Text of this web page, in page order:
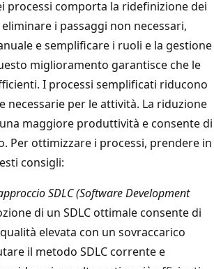
processi comporta la ridefinizione dei
i passaggi non necessari,
e semplificare i ruoli e la gestione
miglioramento garantisce che le
I processi semplificati riducono
necessarie per le attività. La riduzione
maggiore produttività e consente di
Per ottimizzare i processi, prendere in
consigli:
SDLC (Software Development
di un SDLC ottimale consente di
elevata con un sovraccarico
il metodo SDLC corrente e